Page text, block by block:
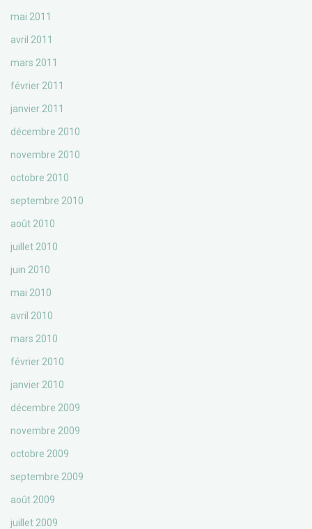
mai 2011
avril 2011
mars 2011
février 2011
janvier 2011
décembre 2010
novembre 2010
octobre 2010
septembre 2010
août 2010
juillet 2010
juin 2010
mai 2010
avril 2010
mars 2010
février 2010
janvier 2010
décembre 2009
novembre 2009
octobre 2009
septembre 2009
août 2009
juillet 2009